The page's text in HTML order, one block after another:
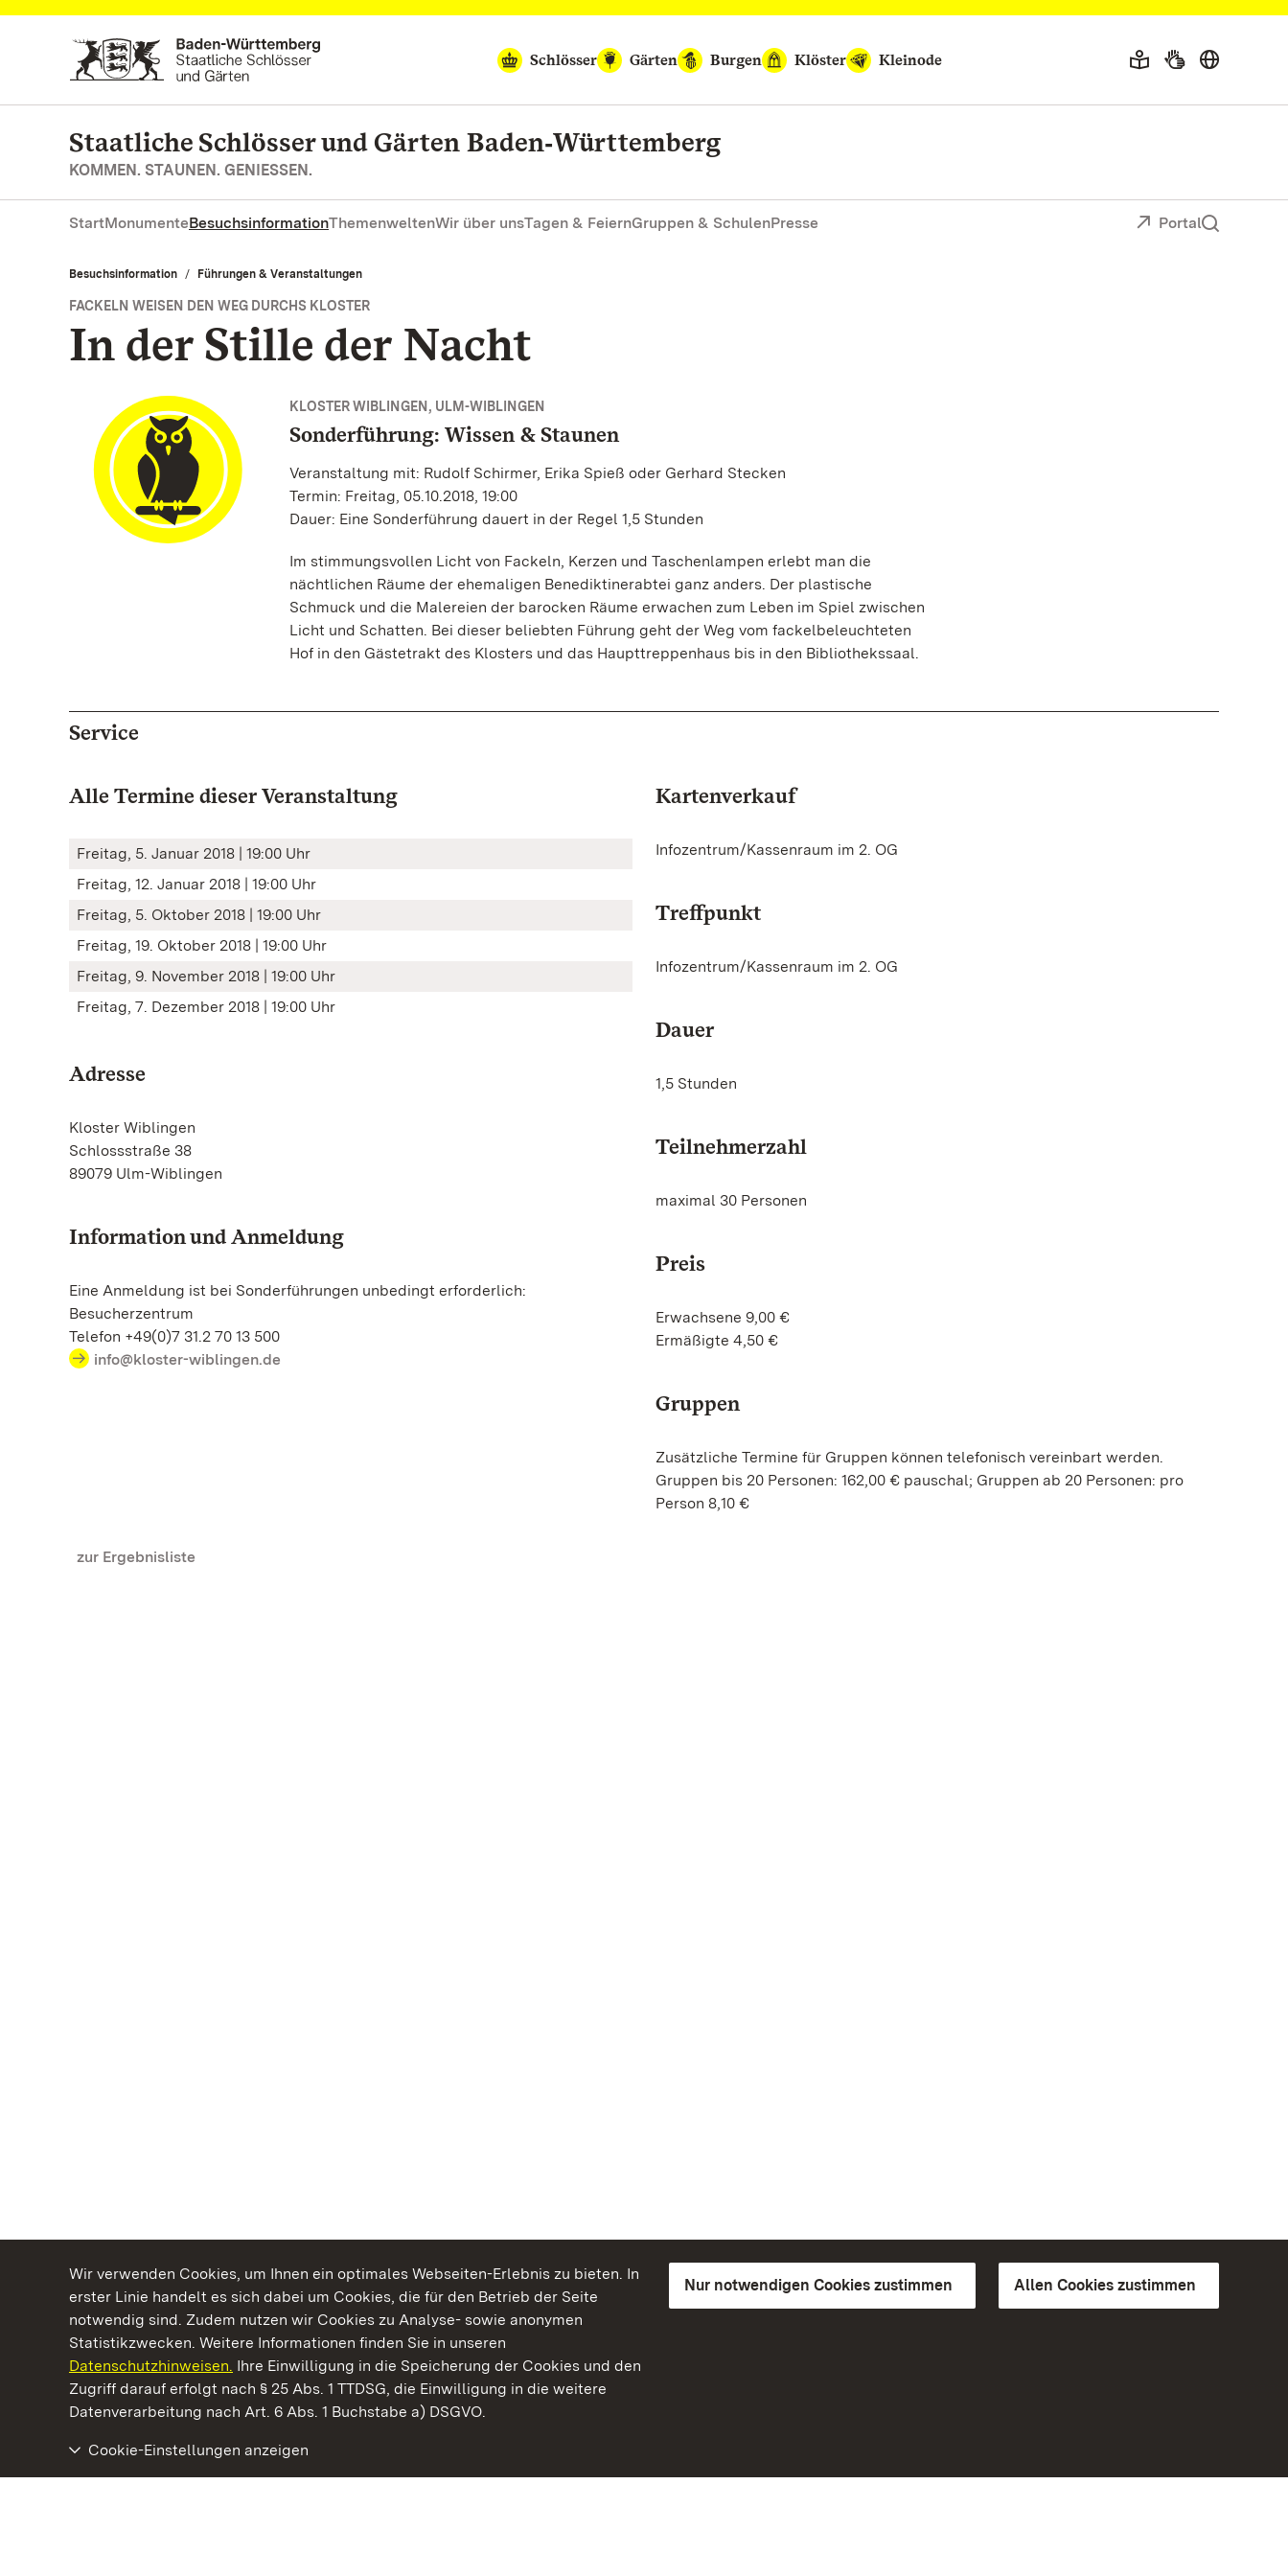
Wir verwenden Cookies, um Ihnen ein optimales Webseiten-Erlebnis zu bieten. In
erster Linie handelt es sich dabei um Cookies, die für den Betrieb der Seite
notwendig sind. Zudem nutzen wir Cookies zu Analyse- sowie anonymen
Statistikzwecken. Weitere Informationen finden Sie in unseren
Datenschutzhinweisen. Ihre Einwilligung in die Speicherung der Cookies und den
Zugriff darauf erfolgt nach § 25 Abs. 1 TTDSG, die Einwilligung in die weitere
Datenverarbeitung nach Art. 6 Abs. 1 Buchstabe a) DSGVO.
Nur notwendigen Cookies zustimmen Allen Cookies zustimmen
Cookie-Einstellungen anzeigen
Zum Hauptinhalt springen
Schlösser
Gärten Burgen Klöster Kleinode
Staatliche Schlösser und Gärten Baden‑Württemberg
KOMMEN. STAUNEN. GENIESSEN.
StartMonumenteBesuchsinformationThemenweltenWir über unsTagen & FeiernGruppen & SchulenPresse Portal
Besuchsinformation Führungen & Veranstaltungen
FACKELN WEISEN DEN WEG DURCHS KLOSTER
In der Stille der Nacht
KLOSTER WIBLINGEN, ULM-WIBLINGEN
Sonderführung: Wissen & Staunen
Veranstaltung mit: Rudolf Schirmer, Erika Spieß oder Gerhard Stecken
Termin: Freitag, 05.10.2018, 19:00
Dauer: Eine Sonderführung dauert in der Regel 1,5 Stunden
Im stimmungsvollen Licht von Fackeln, Kerzen und Taschenlampen erlebt man die
nächtlichen Räume der ehemaligen Benediktinerabtei ganz anders. Der plastische
Schmuck und die Malereien der barocken Räume erwachen zum Leben im Spiel zwischen
Licht und Schatten. Bei dieser beliebten Führung geht der Weg vom fackelbeleuchteten
Hof in den Gästetrakt des Klosters und das Haupttreppenhaus bis in den Bibliothekssaal.
Service
Alle Termine dieser Veranstaltung
Freitag, 5. Januar 2018 | 19:00 Uhr
Freitag, 12. Januar 2018 | 19:00 Uhr
Freitag, 5. Oktober 2018 | 19:00 Uhr
Freitag, 19. Oktober 2018 | 19:00 Uhr
Freitag, 9. November 2018 | 19:00 Uhr
Freitag, 7. Dezember 2018 | 19:00 Uhr
Adresse
Kloster Wiblingen
Schlossstraße 38
89079 Ulm-Wiblingen
Information und Anmeldung
Eine Anmeldung ist bei Sonderführungen unbedingt erforderlich:
Besucherzentrum
Telefon +49(0)7 31.2 70 13 500
info@kloster-wiblingen.de
Kartenverkauf
Infozentrum/Kassenraum im 2. OG
Treffpunkt
Infozentrum/Kassenraum im 2. OG
Dauer
1,5 Stunden
Teilnehmerzahl
maximal 30 Personen
Preis
Erwachsene 9,00 €
Ermäßigte 4,50 €
Gruppen
Zusätzliche Termine für Gruppen können telefonisch vereinbart werden.
Gruppen bis 20 Personen: 162,00 € pauschal; Gruppen ab 20 Personen: pro
Person 8,10 €
zur Ergebnisliste
Kommen. Staunen. Genießen.